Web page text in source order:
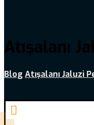
Atışalanı
Blog Atışalanı Jaluzi